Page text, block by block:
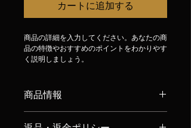
カートに追加する
商品の詳細を入力してください。あなたの商
品の特徴やおすすめのポイントをわかりやす
く説明しましょう。
商品情報